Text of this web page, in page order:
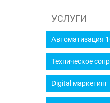
УСЛУГИ
Автоматизация
Техническое
Digital маркетинг